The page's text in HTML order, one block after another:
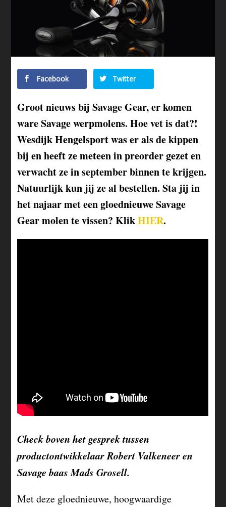
Facebook Twitter
Groot nieuws bij Savage Gear, er komen
ware Savage werpmolens. Hoe vet is dat?!
Wesdijk Hengelsport was er als de kippen
bij en heeft ze meteen in preorder gezet en
verwacht ze in september binnen te krijgen.
Natuurlijk kun jij ze al bestellen. Sta jij in
het najaar met een gloednieuwe Savage
Gear molen te vissen? KlikHIER.
Check boven het gesprek tussen
productontwikkelaar Robert Valkeneer en
Savage baas Mads Grosell.
Met deze gloednieuwe, hoogwaardige